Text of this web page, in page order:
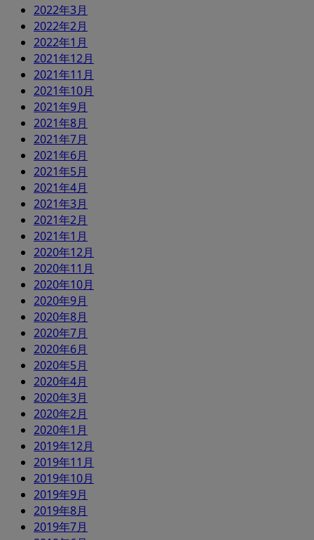
2022年3月
2022年2月
2022年1月
2021年12月
2021年11月
2021年10月
2021年9月
2021年8月
2021年7月
2021年6月
2021年5月
2021年4月
2021年3月
2021年2月
2021年1月
2020年12月
2020年11月
2020年10月
2020年9月
2020年8月
2020年7月
2020年6月
2020年5月
2020年4月
2020年3月
2020年2月
2020年1月
2019年12月
2019年11月
2019年10月
2019年9月
2019年8月
2019年7月